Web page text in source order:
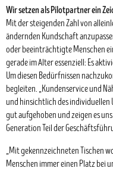
Wir setzen als Pilotpartner ein
Mit der steigenden Zahl von
ändernden Kundschaft
oder beeinträchtigte Menschen
gerade im Alter essenziell: Es
Um diesen Bedürfnissen
begleiten. „Kundenservice und
und hinsichtlich des individuellen
gut aufgehoben und zeigen es
Generation Teil der
„Mit gekennzeichneten Tischen
Menschen immer einen Platz bei